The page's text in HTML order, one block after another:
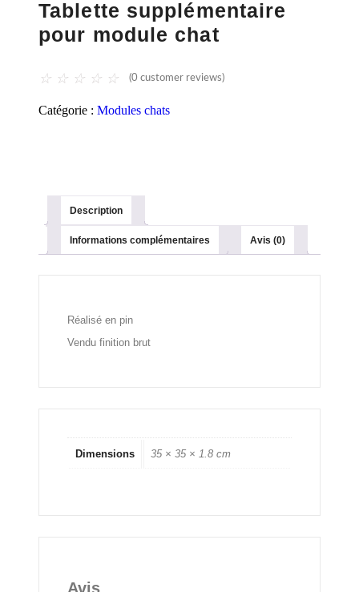
Tablette supplémentaire
pour module chat
☆ ☆ ☆ ☆ ☆ (0 customer reviews)
Catégorie : Modules chats
Description
Informations complémentaires Avis (0)
Réalisé en pin
Vendu finition brut
Dimensions 35 × 35 × 1.8 cm
Avis